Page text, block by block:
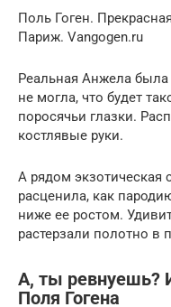
Поль Гоген.
Париж. Vangogen.ru
Реальная Анжела
не могла, что будет
поросячьи глазки.
костлявые руки.
А рядом экзотическая
расценила, как
ниже ее ростом.
растерзали полотно в
А, ты ревнуешь?
Поля Гогена